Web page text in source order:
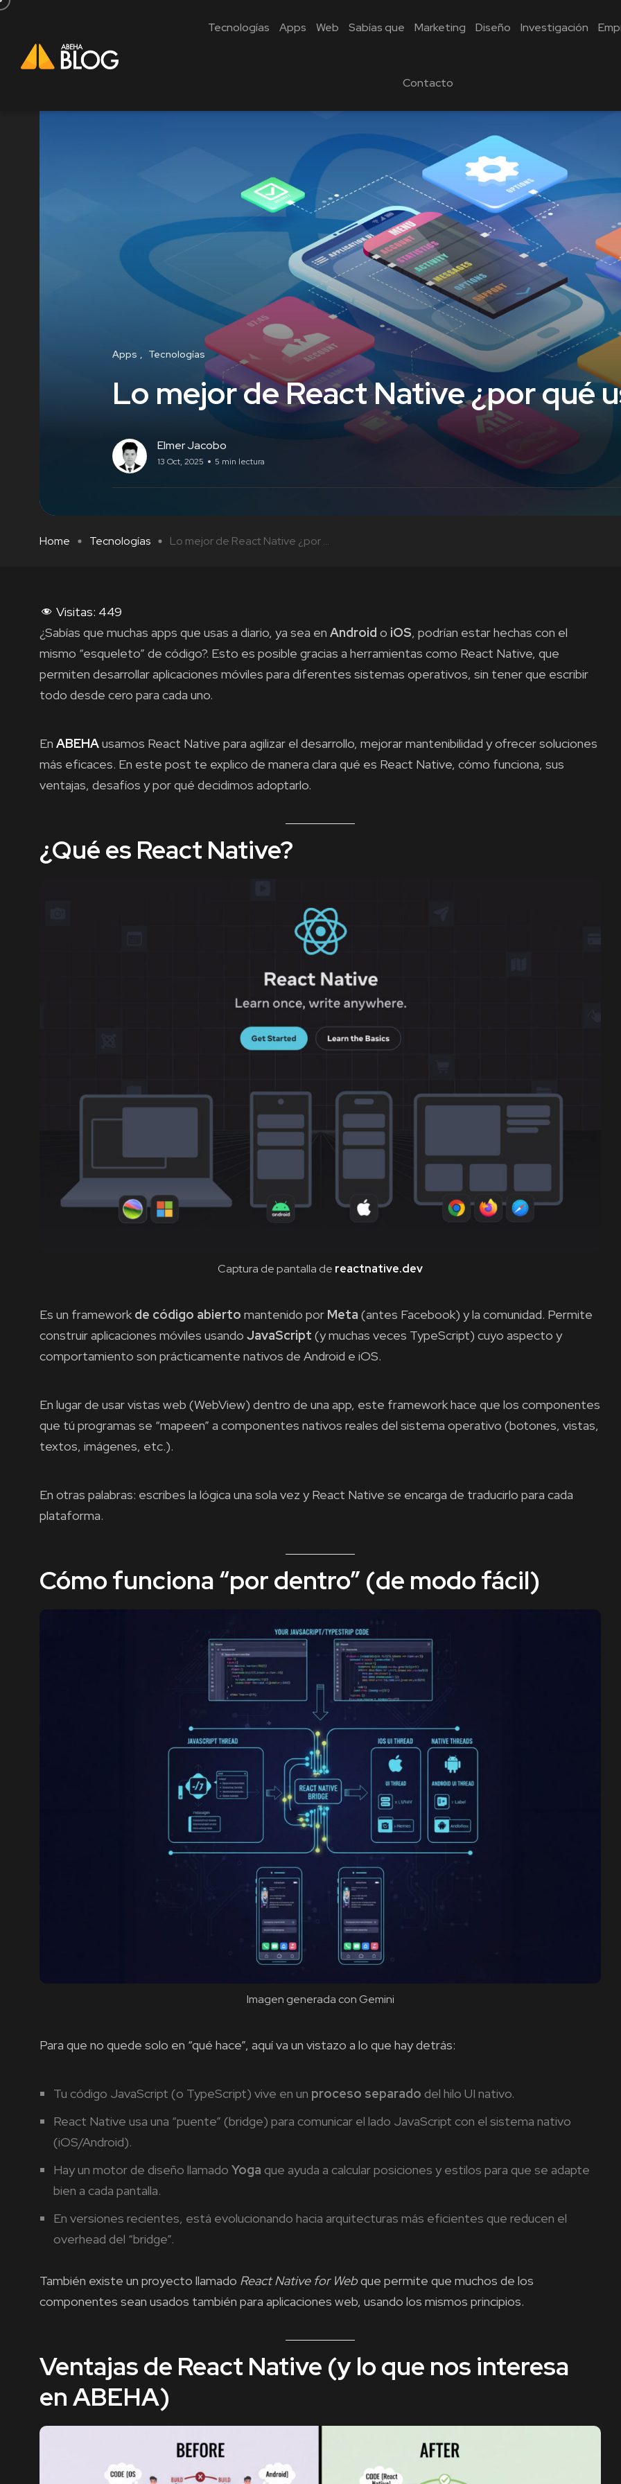
Tecnologías Apps Web Sabías que Marketing Diseño Investigación
Contacto
Apps Tecnologías
Lo mejor de React Native ¿por qué
Elmer Jacobo
13 Oct, 2025 5 min lectura
Home Tecnologías Lo mejor de React Native ¿por ...
Visitas: 449
¿Sabías que muchas apps que usas a diario, ya sea en Android o iOS, podrían estar hechas con el
mismo “esqueleto” de código?. Esto es posible gracias a herramientas como React Native, que
permiten desarrollar aplicaciones móviles para diferentes sistemas operativos, sin tener que escribir
todo desde cero para cada uno.
En ABEHAusamos React Native para agilizar el desarrollo, mejorar mantenibilidad y ofrecer soluciones
más eficaces. En este post te explico de manera clara qué es React Native, cómo funciona, sus
ventajas, desafíos y por qué decidimos adoptarlo.
¿Qué es React Native?
Captura de pantalla de reactnative.dev
Es un frameworkde código abierto mantenido por Meta (antes Facebook) y la comunidad. Permite
construir aplicaciones móviles usando JavaScript (y muchas veces TypeScript) cuyo aspecto y
comportamiento son prácticamente nativos de Android e iOS.
En lugar de usar vistas web (WebView) dentro de una app, este framework hace que los componentes
que tú programas se “mapeen” a componentes nativos reales del sistema operativo (botones, vistas,
textos, imágenes, etc.).
En otras palabras: escribes la lógica una sola vez y React Native se encarga de traducirlo para cada
plataforma.
Cómo funciona “por dentro” (de modo fácil)
Imagen generada con Gemini
Para que no quede solo en “qué hace”, aquí va un vistazo a lo que hay detrás:
Tu código JavaScript (o TypeScript) vive en un proceso separado del hilo UI nativo.
React Native usa una “puente” (bridge) para comunicar el lado JavaScript con el sistema nativo
(iOS/Android).
Hay un motor de diseño llamado Yoga que ayuda a calcular posiciones y estilos para que se adapte
bien a cada pantalla.
En versiones recientes, está evolucionando hacia arquitecturas más eficientes que reducen el
overhead del “bridge”.
También existe un proyecto llamado React Native for Webque permite que muchos de los
componentes sean usados también para aplicaciones web, usando los mismos principios.
Ventajas de React Native (y lo que nos interesa
en ABEHA)